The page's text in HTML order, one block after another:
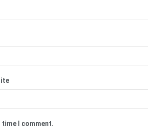
time I comment.